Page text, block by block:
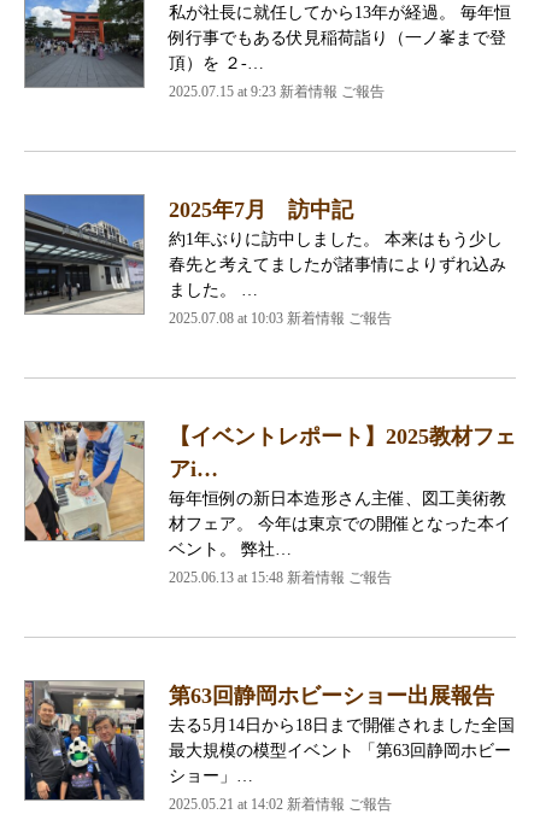
私が社長に就任してから13年が経過。 毎年恒
例行事でもある伏見稲荷詣り（一ノ峯まで登
頂）を ２-…
2025.07.15 at 9:23 新着情報 ご報告
2025年7月 訪中記
約1年ぶりに訪中しました。 本来はもう少し
春先と考えてましたが諸事情によりずれ込み
ました。 …
2025.07.08 at 10:03 新着情報 ご報告
【イベントレポート】2025教材フェ
アi…
毎年恒例の新日本造形さん主催、図工美術教
材フェア。 今年は東京での開催となった本イ
ベント。 弊社…
2025.06.13 at 15:48 新着情報 ご報告
第63回静岡ホビーショー出展報告
去る5月14日から18日まで開催されました全国
最大規模の模型イベント 「第63回静岡ホビー
ショー」…
2025.05.21 at 14:02 新着情報 ご報告